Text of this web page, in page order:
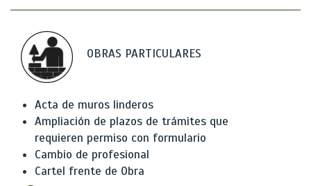
OBRAS PARTICULARES
Acta de muros linderos
Ampliación de plazos de trámites que
requieren permiso con formulario
Cambio de profesional
Cartel frente de Obra